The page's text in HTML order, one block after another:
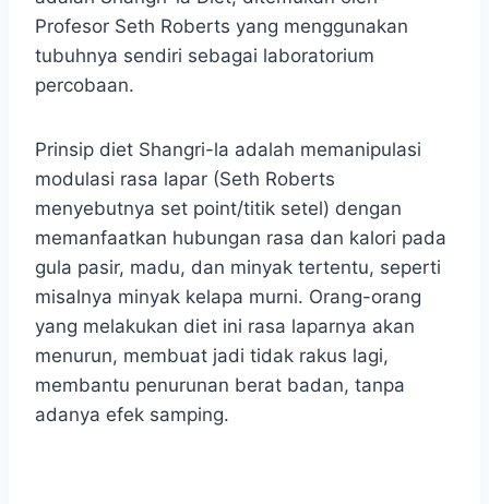
Profesor Seth Roberts yang menggunakan
tubuhnya sendiri sebagai laboratorium
percobaan.
Prinsip diet Shangri-la adalah memanipulasi
modulasi rasa lapar (Seth Roberts
menyebutnya set point/titik setel) dengan
memanfaatkan hubungan rasa dan kalori pada
gula pasir, madu, dan minyak tertentu, seperti
misalnya minyak kelapa murni. Orang-orang
yang melakukan diet ini rasa laparnya akan
menurun, membuat jadi tidak rakus lagi,
membantu penurunan berat badan, tanpa
adanya efek samping.